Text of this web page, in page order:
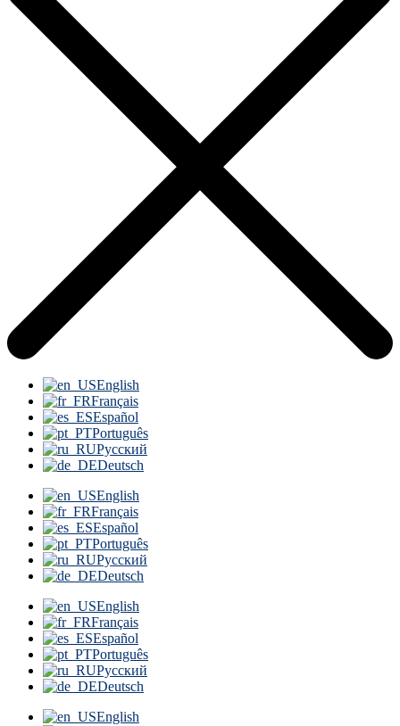
English
Français
Español
Português
Русский
Deutsch
English
Français
Español
Português
Русский
Deutsch
English
Français
Español
Português
Русский
Deutsch
English